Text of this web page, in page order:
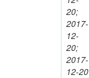
20;
2017-
12-
20;
2017-
12-20